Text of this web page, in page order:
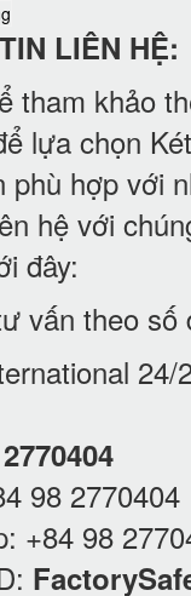
LIÊN HỆ:
tham khảo
lựa chọn
phù hợp với
hệ với
đây:
vấn theo số
24/
98 2770404
+84 98